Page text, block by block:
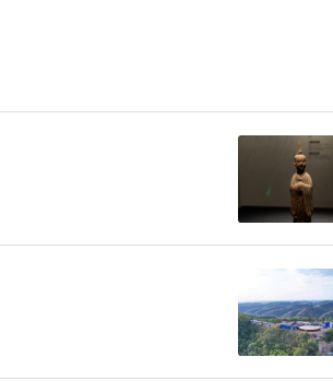
综合投资、建设
除局总部落户广
生产单位有八家
责任编辑：